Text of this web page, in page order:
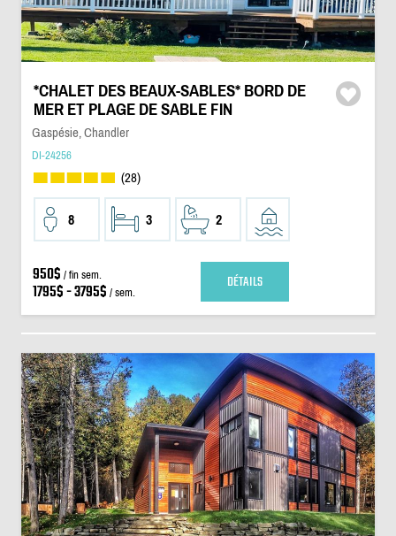
*CHALET DES BEAUX-SABLES* BORD DE
MER ET PLAGE DE SABLE FIN
Gaspésie, Chandler
DI-24256
(28)
8 3 2
950$ / fin sem.
1795$ - 3795$ / sem. DÉTAILS